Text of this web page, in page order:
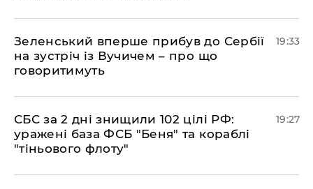
​Зеленський вперше прибув до Сербії
на зустріч із Вучичем – про що
говоритимуть
19:33
​СБС за 2 дні знищили 102 цілі РФ:
уражені база ФСБ "Беня" та кораблі
"тіньового флоту"
19:27